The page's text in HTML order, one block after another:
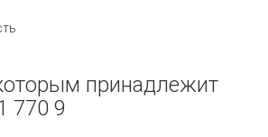
принадлежит
770 9